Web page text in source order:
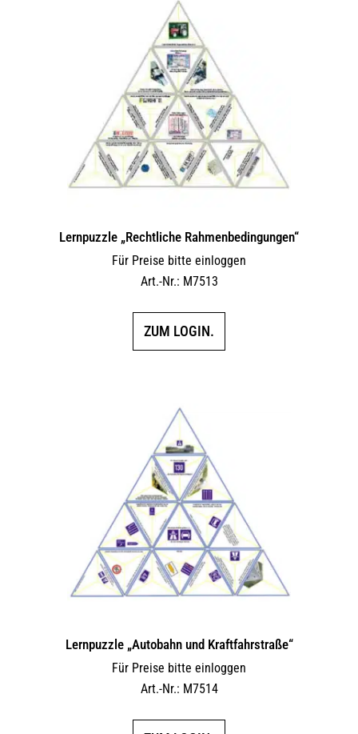
Lernpuzzle „Rechtliche Rahmenbedingungen“
Für Preise bitte einloggen
Art.-Nr.: M7513
ZUM LOGIN.
Lernpuzzle „Autobahn und Kraftfahrstraße“
Für Preise bitte einloggen
Art.-Nr.: M7514